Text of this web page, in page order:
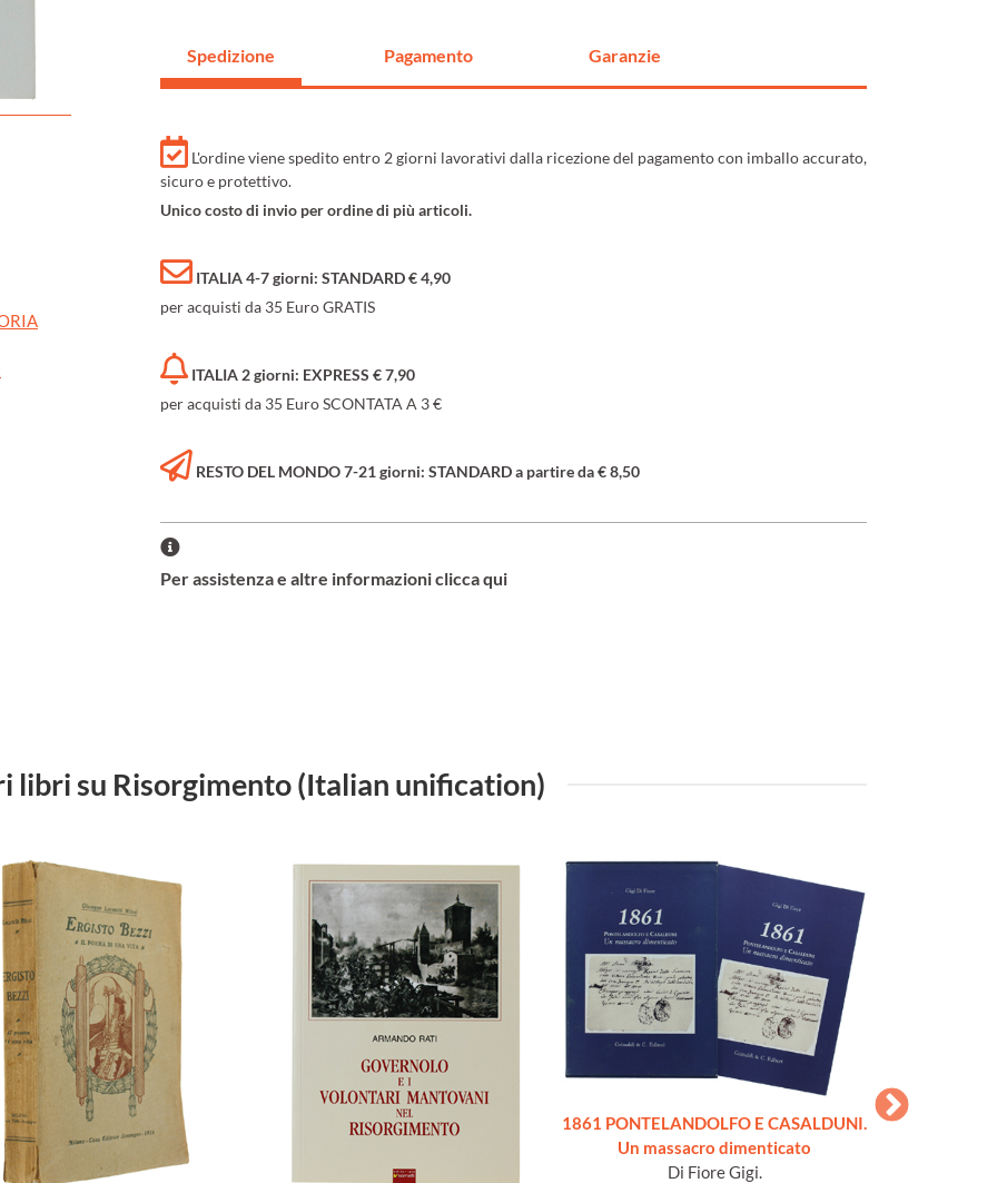
Spedizione Pagamento Garanzie
L'ordine viene spedito entro 2 giorni lavorativi dalla ricezione del pagamento con imballo accurato,
sicuro e protettivo.
Unico costo di invio per ordine di più articoli.
ITALIA 4-7 giorni: STANDARD € 4,90
per acquisti da 35 Euro GRATIS
ITALIA 2 giorni: EXPRESS € 7,90
per acquisti da 35 Euro SCONTATA A 3 €
RESTO DEL MONDO 7-21 giorni: STANDARD a partire da € 8,50
Per assistenza e altre informazioni clicca qui
libri su Risorgimento (Italian unification)
1861 PONTELANDOLFO E CASALDUNI.
Un massacro dimenticato
Di Fiore Gigi.